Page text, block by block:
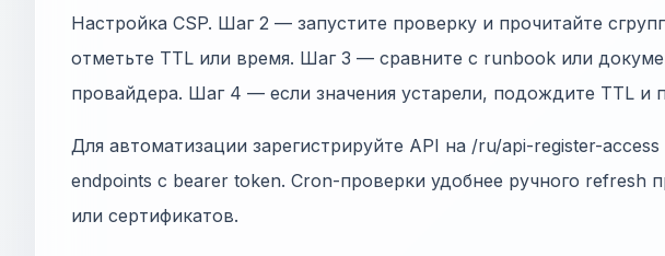
Настройка CSP. Шаг 2 — запустите проверку и прочитайте
отметьте TTL или время. Шаг 3 — сравните с runbook или
провайдера. Шаг 4 — если значения устарели, подождите TTL и
Для автоматизации зарегистрируйте API на /ru/api-register-
endpoints с bearer token. Cron-проверки удобнее ручного refresh
или сертификатов.